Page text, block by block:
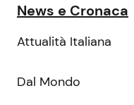
News e Cronaca
Attualità Italiana
Dal Mondo